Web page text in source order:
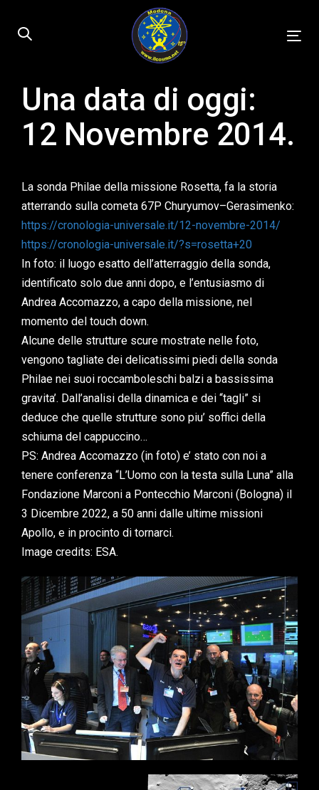
links
content
Published
on:Una data di oggi:
12 Novembre 2014.
La sonda Philae della missione Rosetta, fa la storia
atterrando sulla cometa 67P Churyumov–Gerasimenko:
https://cronologia-universale.it/12-novembre-2014/
https://cronologia-universale.it/?s=rosetta+20
In foto: il luogo esatto dell’atterraggio della sonda,
identificato solo due anni dopo, e l’entusiasmo di
Andrea Accomazzo, a capo della missione, nel
momento del touch down.
Alcune delle strutture scure mostrate nelle foto,
vengono tagliate dei delicatissimi piedi della sonda
Philae nei suoi roccamboleschi balzi a bassissima
gravita’. Dall’analisi della dinamica e dei “tagli” si
deduce che quelle strutture sono piu’ soffici della
schiuma del cappuccino…
PS: Andrea Accomazzo (in foto) e’ stato con noi a
tenere conferenza “L’Uomo con la testa sulla Luna” alla
Fondazione Marconi a Pontecchio Marconi (Bologna) il
3 Dicembre 2022, a 50 anni dalle ultime missioni
Apollo, e in procinto di tornarci.
Image credits: ESA.